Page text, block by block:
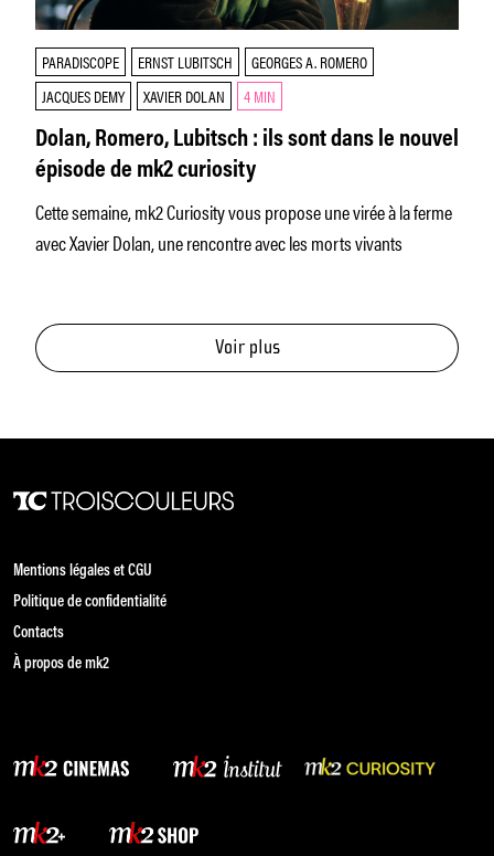
PARADISCOPE ERNST LUBITSCH
GEORGES A. ROMERO
JACQUES DEMY
XAVIER DOLAN 4 MIN
Dolan, Romero, Lubitsch : ils sont dans le nouvel
épisode de mk2 curiosity
Cette semaine, mk2 Curiosity vous propose une virée à la ferme
avec Xavier Dolan, une rencontre avec les morts vivants
Voir plus
Mentions légales et CGU
Politique de confidentialité
Contacts
À propos de mk2